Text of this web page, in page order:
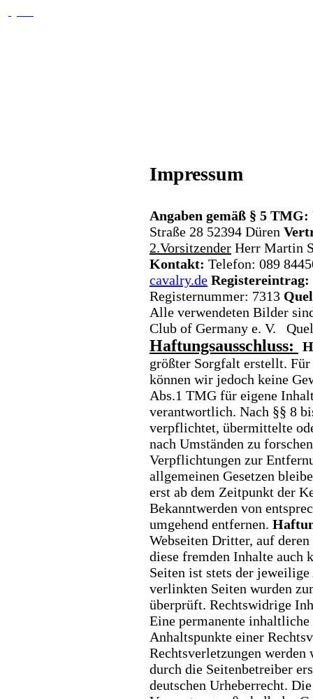
Angaben gemäß § 5 TMG:
Straße 28 52394 Düren
2.Vorsitzender Herr Martin
Kontakt: Telefon: 089
cavalry.de Registereintrag:
Registernummer: 7313
Alle verwendeten Bilder
Club of Germany e. V.
Haftungsausschluss:
größter Sorgfalt erstellt.
können wir jedoch keine
Abs.1 TMG für eigene
verantwortlich. Nach §§ 8
verpflichtet, übermittelte
nach Umständen zu
Verpflichtungen zur
allgemeinen Gesetzen
erst ab dem Zeitpunkt der
Bekanntwerden von
umgehend entfernen.
Webseiten Dritter, auf
diese fremden Inhalte auch
Seiten ist stets der
verlinkten Seiten wurden
überprüft. Rechtswidrige
Eine permanente
Anhaltspunkte einer
Rechtsverletzungen
durch die Seitenbetreiber
deutschen Urheberrecht.
Impressum